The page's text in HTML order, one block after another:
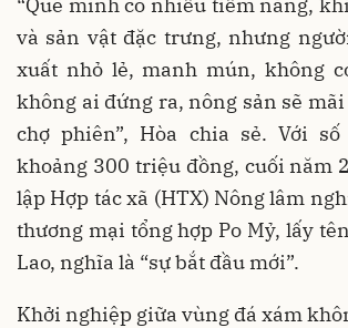
và sản vật đặc trưng, nhưng
xuất nhỏ lẻ, manh mún, không
không ai đứng ra, nông sản sẽ
chợ phiên”, Hòa chia sẻ. Với
khoảng 300 triệu đồng, cuối năm
lập Hợp tác xã (HTX) Nông lâm
thương mại tổng hợp Po Mỷ, lấy
Lao, nghĩa là “sự bắt đầu mới”.
Khởi nghiệp giữa vùng đá xám